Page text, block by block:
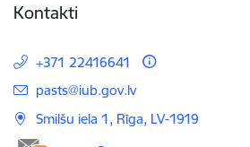
Kontakti
+371 22416641
E-pasts:
pasts@iub.gov.lv
Smilšu iela 1, Rīga, LV-1919